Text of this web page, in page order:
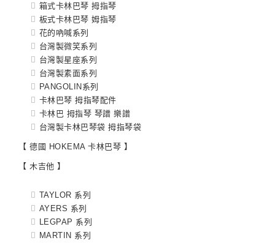
箱式卡林巴琴 拇指琴
板式卡林巴琴 姆指琴
花的吶喊系列
台灣製微笑系列
台灣製星座系列
台灣製素面系列
PANGOLIN系列
卡林巴琴 拇指琴配件
卡林巴 拇指琴 琴譜 樂譜
台灣製卡林巴琴袋 拇指琴袋
【 德國 HOKEMA 卡林巴琴 】
【 木吉他 】
TAYLOR 系列
AYERS 系列
LEGPAP 系列
MARTIN 系列